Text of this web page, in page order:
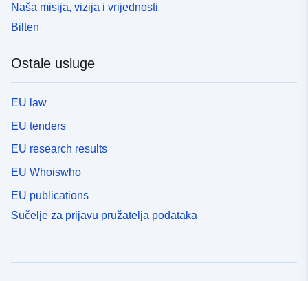
Naša misija, vizija i vrijednosti
Bilten
Ostale usluge
EU law
EU tenders
EU research results
EU Whoiswho
EU publications
Sučelje za prijavu pružatelja podataka